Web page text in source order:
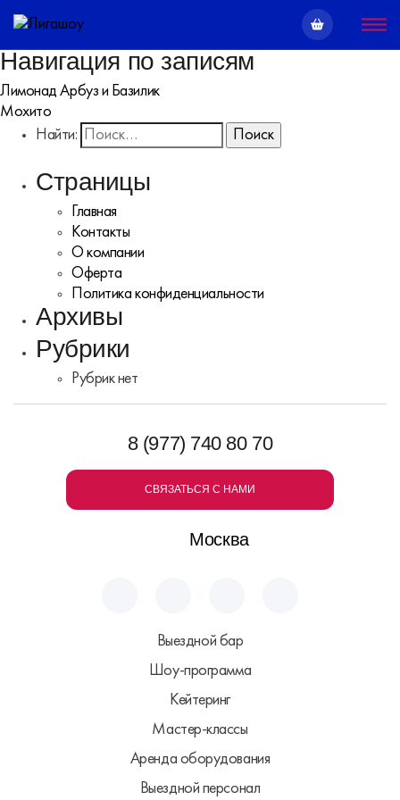
Навигация по записям
Лимонад Арбуз и Базилик
Мохито
Найти:
Страницы
Главная
Контакты
О компании
Оферта
Политика конфиденциальности
Архивы
Рубрики
Рубрик нет
8 (977) 740 80 70
СВЯЗАТЬСЯ С НАМИ
Москва
Выездной бар
Шоу-программа
Кейтеринг
Мастер-классы
Аренда оборудования
Выездной персонал